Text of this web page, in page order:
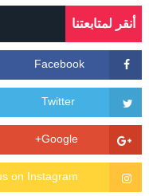
أنقر لمتابعتنا